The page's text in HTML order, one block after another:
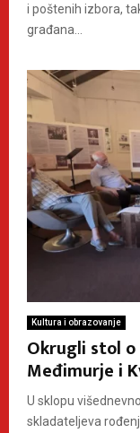
i poštenih izbora,
građana...
Kultura i obrazovanje
Okrugli stol
Međimurje i
U sklopu
skladateljeva